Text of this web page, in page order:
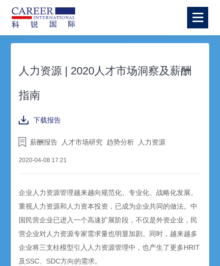
人力资源 | 2020人才市场洞察及薪酬
指南
下载报告
薪酬报告 人才市场研究 趋势分析 人力资源
2020-04-08 17:21
企业人力资源管理越来越向规范化、专业化、战略化发展。
重视人力资源和人力资本投资，已成为企业共同的做法。中
国民营企业已进入一个高速扩展阶段，不仅是外资企业，民
营企业对人力资源专家需求量也明显加剧。同时，越来越多
企业将三支柱模型引入人力资源管理中，也产生了更多HRIT
及SSC、SDC方向的需求。